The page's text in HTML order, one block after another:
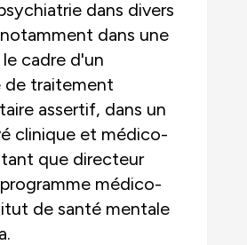
dans divers
dans une
cadre d'un
de traitement
assertif, dans un
clinique et médico-
que directeur
médico-
de santé mentale